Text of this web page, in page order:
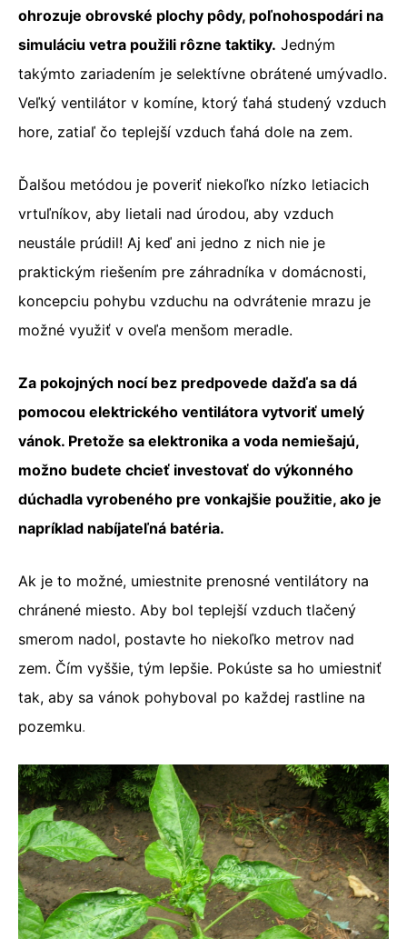
ohrozuje obrovské plochy pôdy, poľnohospodári na
simuláciu vetra použili rôzne taktiky. Jedným
takýmto zariadením je selektívne obrátené umývadlo.
Veľký ventilátor v komíne, ktorý ťahá studený vzduch
hore, zatiaľ čo teplejší vzduch ťahá dole na zem.
Ďalšou metódou je poveriť niekoľko nízko letiacich
vrtuľníkov, aby lietali nad úrodou, aby vzduch
neustále prúdil! Aj keď ani jedno z nich nie je
praktickým riešením pre záhradníka v domácnosti,
koncepciu pohybu vzduchu na odvrátenie mrazu je
možné využiť v oveľa menšom meradle.
Za pokojných nocí bez predpovede dažďa sa dá
pomocou elektrického ventilátora vytvoriť umelý
vánok. Pretože sa elektronika a voda nemiešajú,
možno budete chcieť investovať do výkonného
dúchadla vyrobeného pre vonkajšie použitie, ako je
napríklad nabíjateľná batéria.
Ak je to možné, umiestnite prenosné ventilátory na
chránené miesto. Aby bol teplejší vzduch tlačený
smerom nadol, postavte ho niekoľko metrov nad
zem. Čím vyššie, tým lepšie. Pokúste sa ho umiestniť
tak, aby sa vánok pohyboval po každej rastline na
pozemku.